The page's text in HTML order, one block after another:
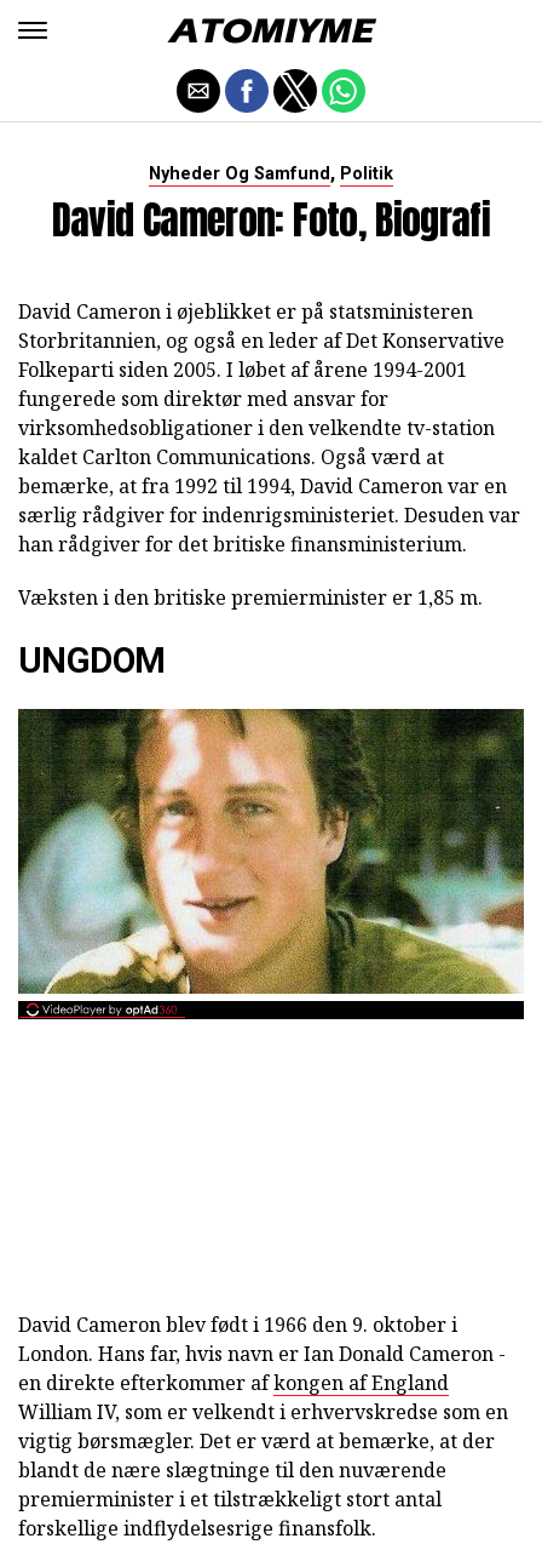
Nyheder Og Samfund, Politik
David Cameron: Foto, Biografi
David Cameron i øjeblikket er på statsministeren
Storbritannien, og også en leder af Det Konservative
Folkeparti siden 2005. I løbet af årene 1994-2001
fungerede som direktør med ansvar for
virksomhedsobligationer i den velkendte tv-station
kaldet Carlton Communications. Også værd at
bemærke, at fra 1992 til 1994, David Cameron var en
særlig rådgiver for indenrigsministeriet. Desuden var
han rådgiver for det britiske finansministerium.
Væksten i den britiske premierminister er 1,85 m.
UNGDOM
David Cameron blev født i 1966 den 9. oktober i
London. Hans far, hvis navn er Ian Donald Cameron -
en direkte efterkommer afkongen af England
William IV, som er velkendt i erhvervskredse som en
vigtig børsmægler. Det er værd at bemærke, at der
blandt de nære slægtninge til den nuværende
premierminister i et tilstrækkeligt stort antal
forskellige indflydelsesrige finansfolk.